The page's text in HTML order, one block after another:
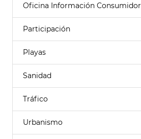
Oficina Información Consumidor
Participación
Playas
Sanidad
Tráfico
Urbanismo